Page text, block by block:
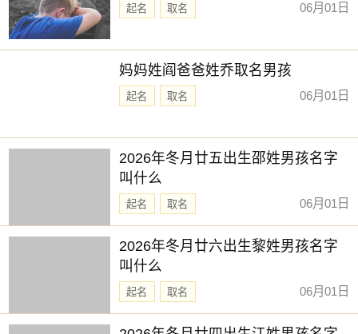
起名 取名 06月01日
妈妈姓阎爸爸姓乔取名男孩
起名 取名 06月01日
2026年冬月廿五出生邵姓男孩名字
叫什么
起名 取名 06月01日
2026年冬月廿六出生黎姓男孩名字
叫什么
起名 取名 06月01日